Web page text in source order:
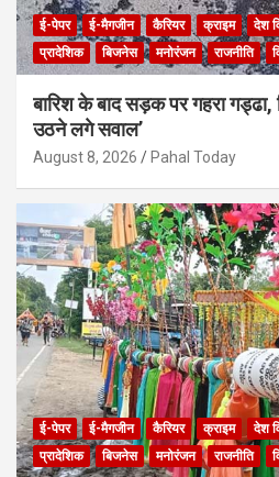
ई-पेपर ई-मैगजीन कैरियर क्राइम देश
प्रादेशिक
बिजनेस मनोरंजन राजनीति
बारिश के बाद सड़क पर गहरा गड्ढा,
उठने लगे सवाल’
August 8, 2026 Pahal Today
ई-पेपर ई-मैगजीन कैरियर क्राइम देश
प्रादेशिक
बिजनेस मनोरंजन राजनीति